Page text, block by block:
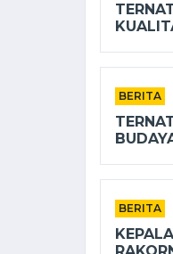
BERITA
BERITA